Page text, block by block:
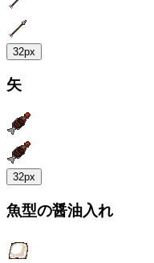
32px
矢
32px
魚型の醤油入れ